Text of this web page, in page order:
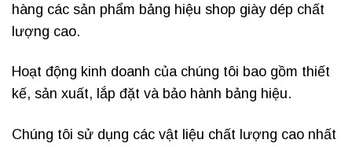
hàng các sản phẩm bảng hiệu shop giày dép chất
lượng cao.
Hoạt động kinh doanh của chúng tôi bao gồm thiết
kế, sản xuất, lắp đặt và bảo hành bảng hiệu.
Chúng tôi sử dụng các vật liệu chất lượng cao nhất